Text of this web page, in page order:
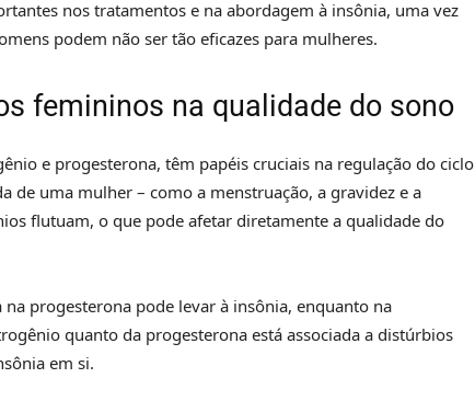
nos tratamentos e na abordagem à insônia, uma vez
podem não ser tão eficazes para mulheres.
femininos na qualidade do sono
e progesterona, têm papéis cruciais na regulação do ciclo
de uma mulher – como a menstruação, a gravidez e a
flutuam, o que pode afetar diretamente a qualidade do
progesterona pode levar à insônia, enquanto na
quanto da progesterona está associada a distúrbios
em si.